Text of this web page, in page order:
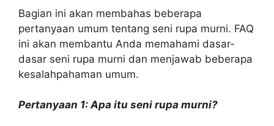
Bagian ini akan membahas beberapa
pertanyaan umum tentang seni rupa murni. FAQ
ini akan membantu Anda memahami dasar-
dasar seni rupa murni dan menjawab beberapa
kesalahpahaman umum.
Pertanyaan 1: Apa itu seni rupa murni?